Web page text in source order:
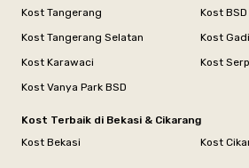
Kost Tangerang
Kost BSD
Kost Tangerang Selatan
Kost
Kost Karawaci
Kost
Kost Vanya Park BSD
Kost Terbaik di Bekasi & Cikarang
Kost Bekasi
Kost